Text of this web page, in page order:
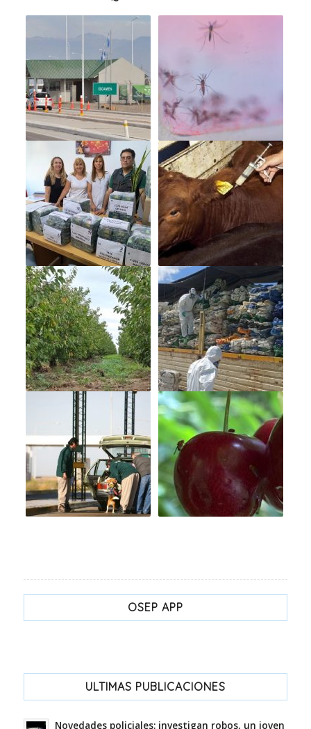
OSEP APP
ULTIMAS PUBLICACIONES
Novedades policiales: investigan robos, un joven